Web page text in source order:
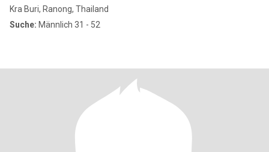
Kra Buri, Ranong, Thailand
Suche: Männlich 31 - 52